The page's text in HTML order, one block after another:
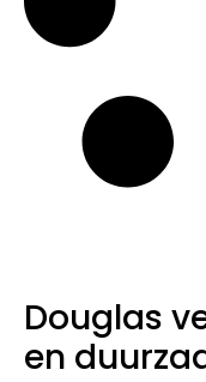
Douglas
en